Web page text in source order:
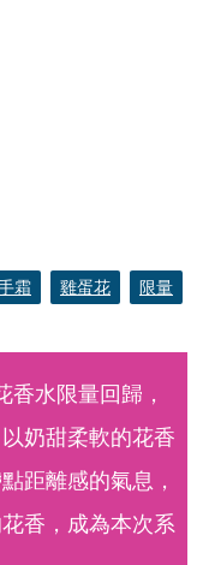
霜 雞蛋花 限量
水限量回歸，
奶甜柔軟的花香
距離感的氣息，
香，成為本次系